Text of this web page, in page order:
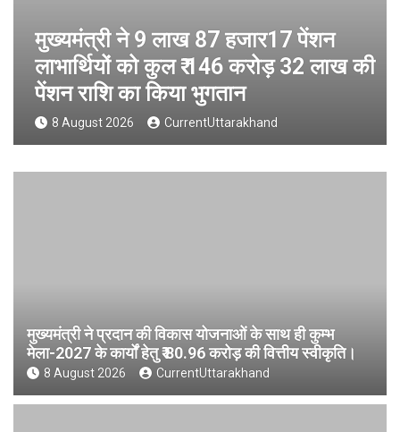
मुख्यमंत्री ने 9 लाख 87 हजार17 पेंशन
लाभार्थियों को कुल ₹ 146 करोड़ 32 लाख की
पेंशन राशि का किया भुगतान
8 August 2026 CurrentUttarakhand
मुख्यमंत्री ने प्रदान की विकास योजनाओं के साथ ही कुम्भ
मेला-2027 के कार्यों हेतु ₹ 80.96 करोड़ की वित्तीय स्वीकृति।
8 August 2026 CurrentUttarakhand